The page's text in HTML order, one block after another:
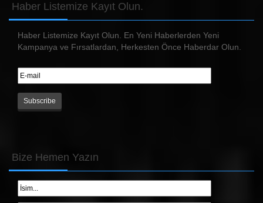
Haber Listemize Kayıt Olun.
Haber Listemize Kayıt Olun. En Yeni Haberlerden Yeni
Kampanya ve Fırsatlardan, Herkesten Önce Haberdar Olun.
Bize Hemen Yazın